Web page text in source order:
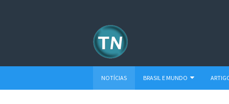
NOTÍCIAS BRASIL E MUNDO